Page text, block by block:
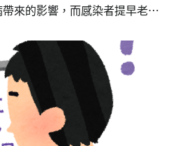
來的影響，而感染者提早老化
的訪談跟分享，我們了解到，
是面對孤獨的時候，沒有人願
晚年生活只剩疾病陪伴？